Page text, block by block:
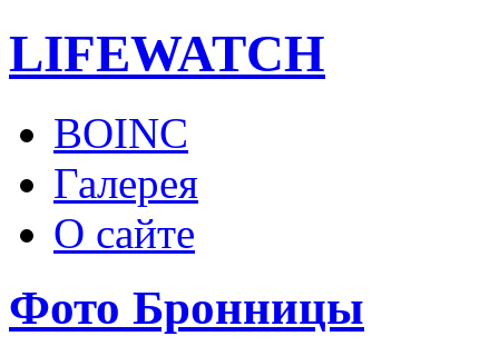
LIFEWATCH
BOINC
Галерея
О сайте
Фото Бронницы